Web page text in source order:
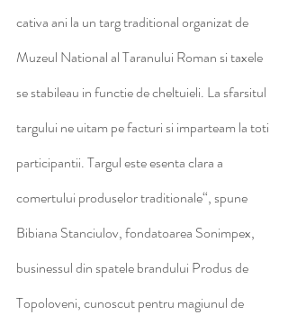
cativa ani la un targ traditional organizat de
Muzeul National al Taranului Roman si taxele
se stabileau in functie de cheltuieli. La sfarsitul
targului ne uitam pe facturi si imparteam la toti
participantii. Targul este esenta clara a
comertului produselor traditionale“, spune
Bibiana Stanciulov, fondatoarea Sonimpex,
businessul din spatele brandului Produs de
Topoloveni, cunoscut pentru magiunul de